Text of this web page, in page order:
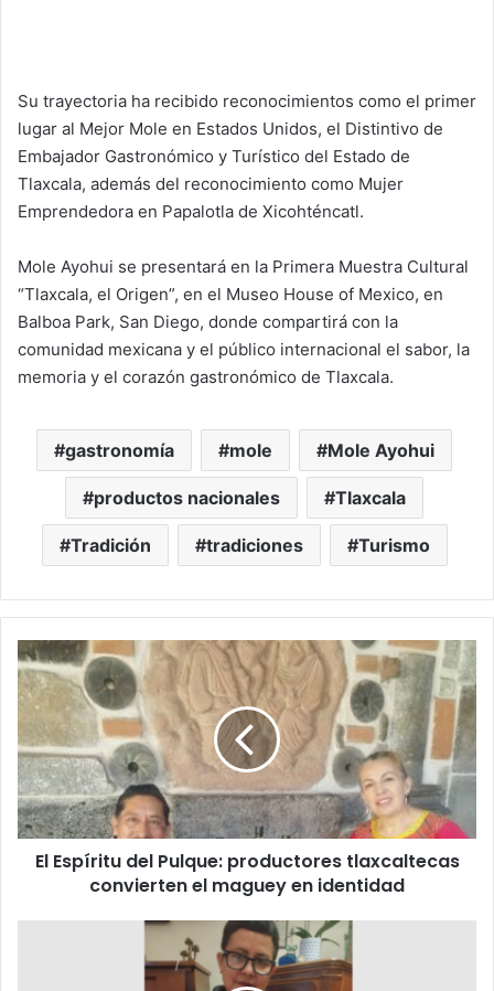
Su trayectoria ha recibido reconocimientos como el primer
lugar al Mejor Mole en Estados Unidos, el Distintivo de
Embajador Gastronómico y Turístico del Estado de
Tlaxcala, además del reconocimiento como Mujer
Emprendedora en Papalotla de Xicohténcatl.
Mole Ayohui se presentará en la Primera Muestra Cultural
“Tlaxcala, el Origen”, en el Museo House of Mexico, en
Balboa Park, San Diego, donde compartirá con la
comunidad mexicana y el público internacional el sabor, la
memoria y el corazón gastronómico de Tlaxcala.
gastronomía mole Mole Ayohui
productos nacionales Tlaxcala
Tradición tradiciones Turismo
El
Espíritu
del
Pulque:
productores
tlaxcaltecas
convierten
el
maguey
El Espíritu del Pulque: productores tlaxcaltecas
convierten el maguey en identidad